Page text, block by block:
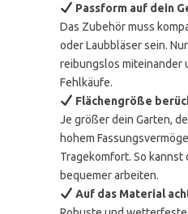
Passform auf dein
Das Zubehör muss
oder Laubbläser sein.
reibungslos miteinander
Fehlkäufe.
Flächengröße
Je größer dein Garten,
hohem
Tragekomfort. So
bequemer arbeiten.
Auf das Material